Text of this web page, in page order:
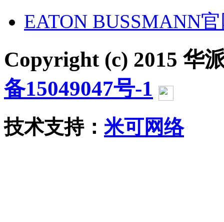
EATON BUSSMANN
Copyright (c) 2015 华
备15049047号-1
技术支持： 米可网络